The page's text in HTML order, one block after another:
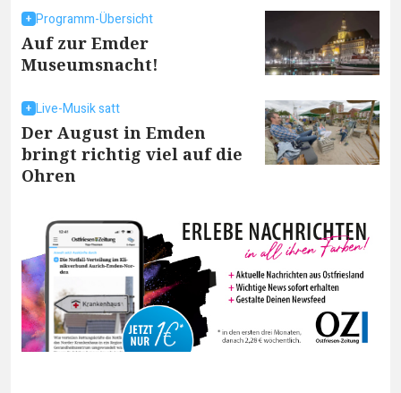
Programm-Übersicht
Auf zur Emder
Museumsnacht!
Live-Musik satt
Der August in Emden
bringt richtig viel auf die
Ohren